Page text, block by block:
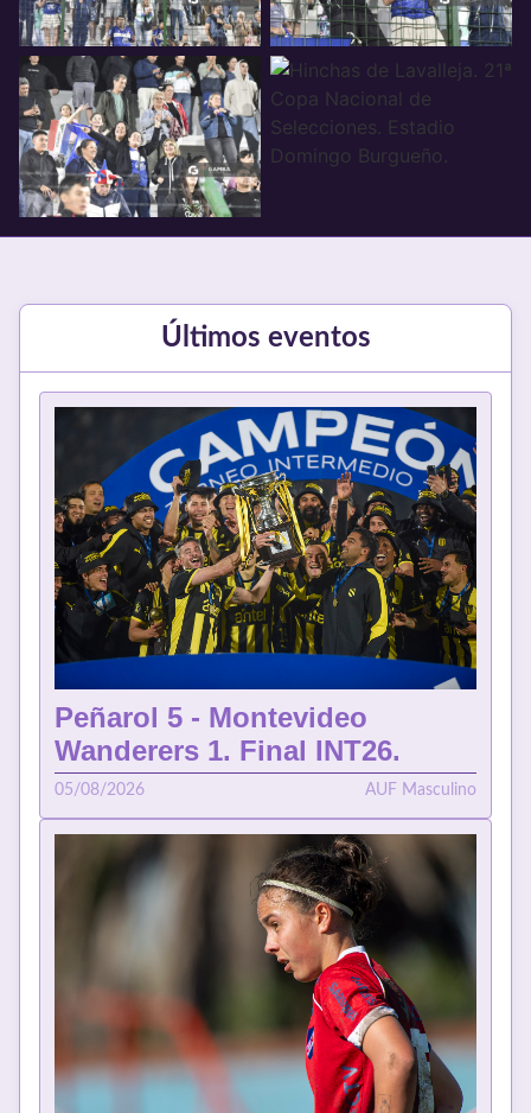
Últimos eventos
Peñarol 5 - Montevideo
Wanderers 1. Final INT26.
05/08/2026 AUF Masculino